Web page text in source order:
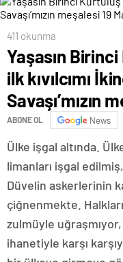
411 okunma
Yaşasın Birinci
ilk kıvılcımı
Savaşı’mızın
ABONE OL News
Ülke işgal altında.
limanları işgal
Düvelin askerlerinin
çiğnenmekte.
zulmüyle
ihanetiyle karşı